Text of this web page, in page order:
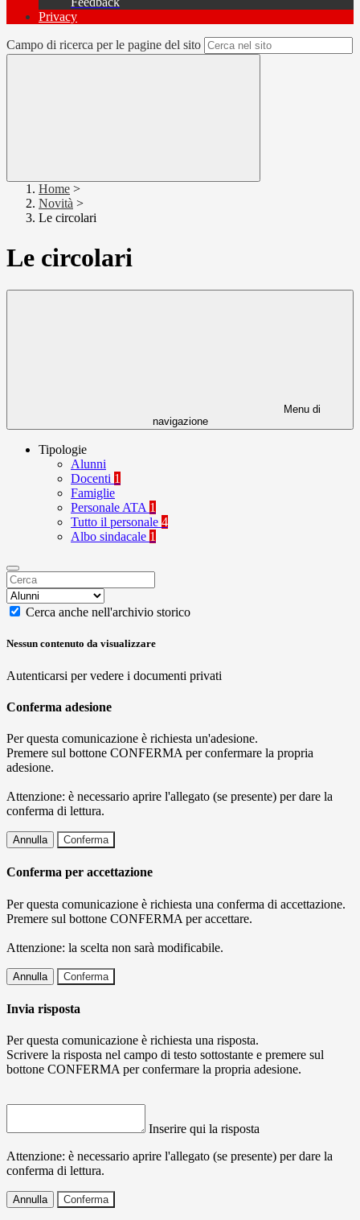
Privacy
Campo di ricerca per le pagine del sito
Home >
Novità >
Le circolari
Le circolari
Menu di
navigazione
Tipologie
Alunni
Docenti 1
Famiglie
Personale ATA 1
Tutto il personale 4
Albo sindacale 1
Cerca anche nell'archivio storico
Nessun contenuto da visualizzare
Autenticarsi per vedere i documenti privati
Conferma adesione
Per questa comunicazione è richiesta un'adesione.
Premere sul bottone CONFERMA per confermare la propria
adesione.
Attenzione: è necessario aprire l'allegato (se presente) per dare la
conferma di lettura.
Annulla Conferma
Conferma per accettazione
Per questa comunicazione è richiesta una conferma di accettazione.
Premere sul bottone CONFERMA per accettare.
Attenzione: la scelta non sarà modificabile.
Annulla Conferma
Invia risposta
Per questa comunicazione è richiesta una risposta.
Scrivere la risposta nel campo di testo sottostante e premere sul
bottone CONFERMA per confermare la propria adesione.
Inserire qui la risposta
Attenzione: è necessario aprire l'allegato (se presente) per dare la
conferma di lettura.
Annulla Conferma